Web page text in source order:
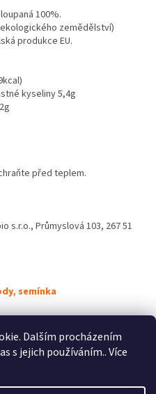
Dalším procházením
s jejich používáním.. Více
100%.
zemědělství)
produkce EU.
kyseliny 5,4g
před teplem.
s.r.o., Průmyslová 103, 267 51
semínka